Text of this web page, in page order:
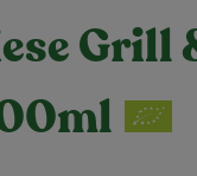
Grill